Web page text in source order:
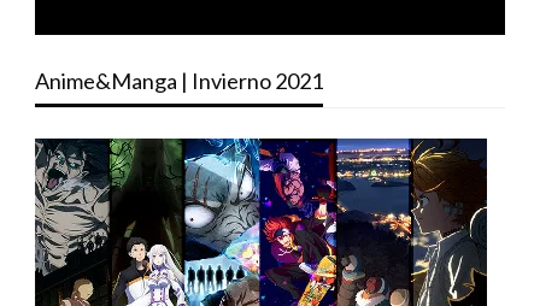
Anime&Manga | Invierno 2021